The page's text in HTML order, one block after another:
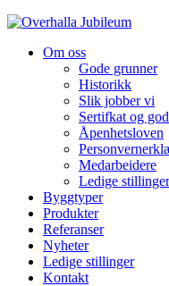
Gå
innholdet
Overhalla
Betongbygg
Om oss
Gode grunner
Historikk
Slik jobber vi
Sertifkat og
Åpenhetsloven
Medarbeidere
Ledige stillinger
Byggtyper
Produkter
Referanser
Nyheter
Ledige stillinger
Kontakt